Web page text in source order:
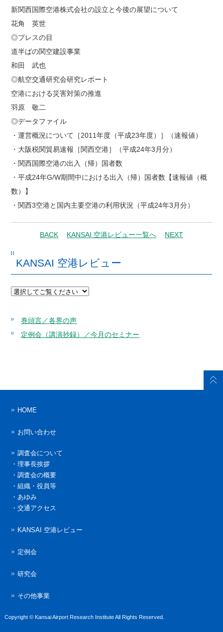
新関西国際空港株式会社の設立と今後の展望について
花角 英世
◎プレスの目
道半ばの関空建設事業
和田 武也
◎航空交通研究会研究レポート
空港における災害対策の推進
羽原 敬二
◎データファイル
・運営概況について［2011年度（平成23年度）］（速報値）
・大阪税関貿易速報［関西空港］（平成24年3月分）
・関西国際空港の出入（帰）国者数
・平成24年G/W期間中における出入（帰）国者数【速報値（概
数）】
・関西3空港と国内主要空港の利用状況（平成24年3月分）
BACK KANSAI 空港レビュー一覧へ NEXT
KANSAI 空港レビュー
巻頭言／各界の声
定例会（講演抄録）／今月のセミナー
HOME
お問い合わせ
調査会について
・理事長挨拶
・調査会の概要
・組織・役員等
・あゆみ
・交通アクセス
KANSAI 空港レビュー
定例会
研究会
その他事業
Copyright © Kansai Airport Research Institute All Rights Reserved.